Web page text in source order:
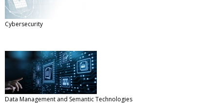
Cybersecurity
Data Management and Semantic Technologies